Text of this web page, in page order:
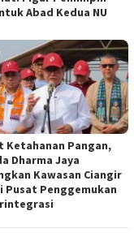
Abad Kedua NU
Ketahanan Pangan,
Dharma Jaya
Kawasan Ciangir
Pusat Penggemukan